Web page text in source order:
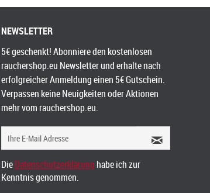
NEWSLETTER
5€ geschenkt! Abonniere den kostenlosen
rauchershop.eu Newsletter und erhalte nach
erfolgreicher Anmeldung einen 5€ Gutschein.
Verpassen keine Neuigkeiten oder Aktionen
mehr vom rauchershop.eu.
DieDatenschutzerklärung habe ich zur
Kenntnis genommen.